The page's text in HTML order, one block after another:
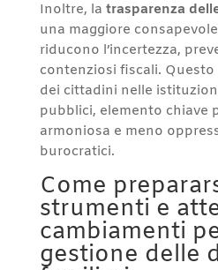
Inoltre, la trasparenza
una maggiore
riducono l’incertezza,
contenziosi fiscali.
dei cittadini nelle
pubblici, elemento chiave
armoniosa e meno
burocratici.
Come
strumenti e
cambiamenti
gestione delle